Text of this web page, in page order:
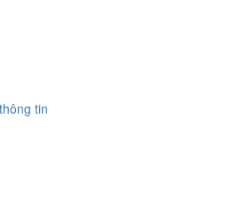
tin